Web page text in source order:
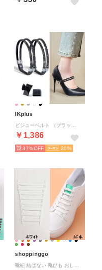
IKplus
￥1,386
37% 20
shoppinggo